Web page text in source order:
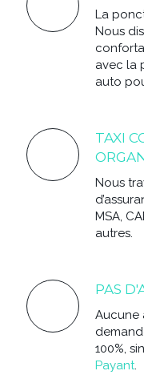
La
Nous
avec la
auto
TAXI
Nous
MSA,
autres.
PAS
Aucune
100%,
Payant.